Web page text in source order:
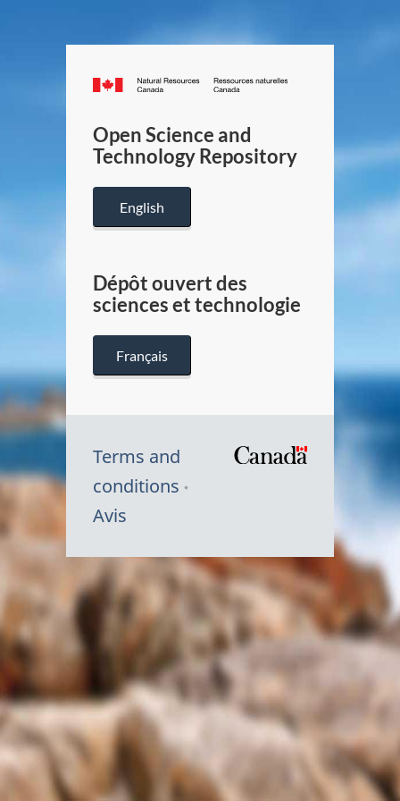
Canada.ca
/
Canada
Open Science and
Technology Repository
English
Dépôt ouvert des
sciences et technologie
Français
Terms and
conditions
Avis
Symbole
du
Canada